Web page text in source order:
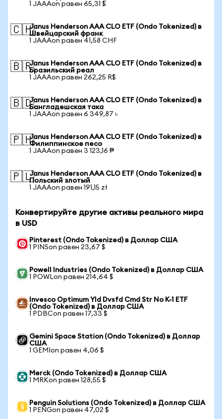
1 JAAAon равен 65,31 $
🇨🇭Janus Henderson AAA CLO ETF (Ondo Tokenized) в
Швейцарский франк
1 JAAAon равен 41,58 CHF
🇧🇷Janus Henderson AAA CLO ETF (Ondo Tokenized) в
Бразильский реал
1 JAAAon равен 262,25 R$
🇧🇩Janus Henderson AAA CLO ETF (Ondo Tokenized) в
Бангладешская така
1 JAAAon равен 6 349,87 ৳
🇵🇭Janus Henderson AAA CLO ETF (Ondo Tokenized) в
Филиппинское песо
1 JAAAon равен 3 123,16 ₱
🇵🇱Janus Henderson AAA CLO ETF (Ondo Tokenized) в
Польский злотый
1 JAAAon равен 191,15 zł
Конвертируйте другие активы реального мира
в USD
Pinterest (Ondo Tokenized) в Доллар США
1 PINSon равен 23,67 $
Powell Industries (Ondo Tokenized) в Доллар США
1 POWLon равен 214,64 $
Invesco Optimum Yld Dvsfd Cmd Str No K-1 ETF
(Ondo Tokenized) в Доллар США
1 PDBCon равен 17,33 $
Gemini Space Station (Ondo Tokenized) в Доллар
США
1 GEMIon равен 4,06 $
Merck (Ondo Tokenized) в Доллар США
1 MRKon равен 128,55 $
Penguin Solutions (Ondo Tokenized) в Доллар США
1 PENGon равен 47,02 $